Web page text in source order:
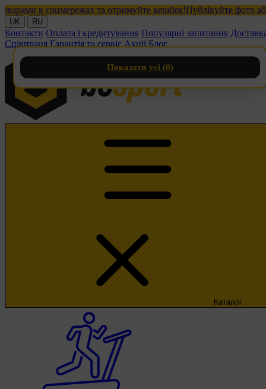
в соцмережах та отримуйте кешбек!Публікуйте фото або
UK RU
Контакти Оплата і кредитування Популярні запитання
Співпраця Гарантія та сервіс Акції Блог
Каталог
Показати усі (0)